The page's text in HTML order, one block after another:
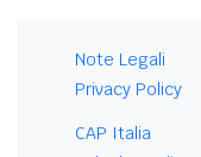
Note Legali
Privacy Policy
CAP Italia